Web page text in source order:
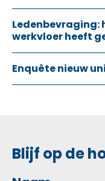
Ledenbevraging:
werkvloer heeft
Enquête nieuw
Blijf op de